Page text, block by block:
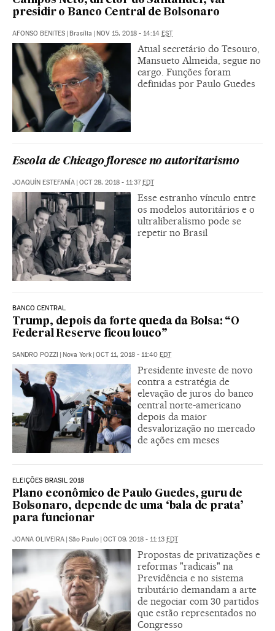
presidir o Banco Central de Bolsonaro
AFONSO BENITES | Brasília | NOV 15, 2018 - 14:14 EST
Atual secretário do Tesouro,
Mansueto Almeida, segue no
cargo. Funções foram
definidas por Paulo Guedes
Escola de Chicago floresce no autoritarismo
JOAQUÍN ESTEFANÍA | OCT 28, 2018 - 11:37EDT
Esse estranho vínculo entre
os modelos autoritários e o
ultraliberalismo pode se
repetir no Brasil
BANCO CENTRAL
Trump, depois da forte queda da Bolsa: “O
Federal Reserve ficou louco”
SANDRO POZZI | Nova York | OCT 11, 2018 - 11:40 EDT
Presidente investe de novo
contra a estratégia de
elevação de juros do banco
central norte-americano
depois da maior
desvalorização no mercado
de ações em meses
ELEIÇÕES BRASIL 2018
Plano econômico de Paulo Guedes, guru de
Bolsonaro, depende de uma ‘bala de prata’
para funcionar
JOANA OLIVEIRA | São Paulo | OCT 09, 2018 - 11:13 EDT
Propostas de privatizações e
reformas "radicais" na
Previdência e no sistema
tributário demandam a arte
de negociar com 30 partidos
que estão representados no
Congresso